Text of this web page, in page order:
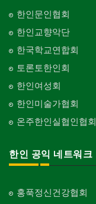
한인문인협회
한인교향악단
한국학교연합회
토론토한인회
한인여성회
한인미술가협회
온주한인실협인협회
한인 공익 네트워크
홍푹정신건강협회